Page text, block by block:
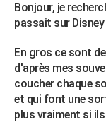
Essais
Réserver un essai
Citadines
Berlines
SUV
Forum auto
+HIGH-TECH
Forum
Aménagement
Extérieur
Cuisine
Salle de bains
Jardinage
Rangement
WEEK-END
Guides de France
Escapades
Patrimoine
Expositions
Musées
Week-end nature
+LIFESTYLE
Bonjour, je
passait sur
En gros ce sont
d'après mes
coucher chaque
et qui font une
plus vraiment si